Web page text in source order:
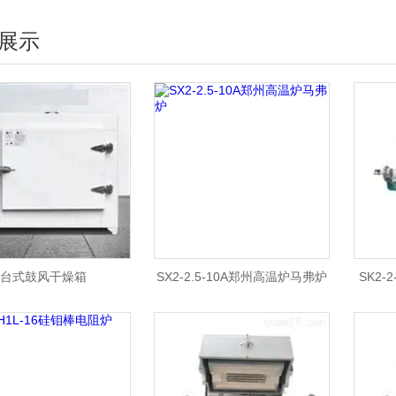
示
台式鼓风干燥箱 SX2-2.5-10A郑州高温炉马弗炉 SK2-